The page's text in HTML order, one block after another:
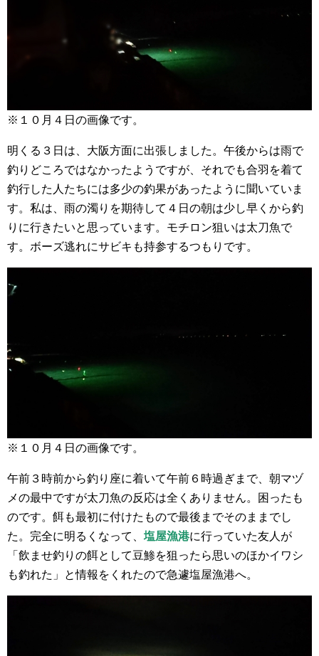
※１０月４日の画像です。
明くる３日は、大阪方面に出張しました。午後からは雨で
釣りどころではなかったようですが、それでも合羽を着て
釣行した人たちには多少の釣果があったように聞いていま
す。私は、雨の濁りを期待して４日の朝は少し早くから釣
りに行きたいと思っています。モチロン狙いは太刀魚で
す。ボーズ逃れにサビキも持参するつもりです。
※１０月４日の画像です。
午前３時前から釣り座に着いて午前６時過ぎまで、朝マヅ
メの最中ですが太刀魚の反応は全くありません。困ったも
のです。餌も最初に付けたもので最後までそのままでし
た。完全に明るくなって、 塩屋漁港に行っていた友人が
「飲ませ釣りの餌として豆鯵を狙ったら思いのほかイワシ
も釣れた」と情報をくれたので急遽塩屋漁港へ。